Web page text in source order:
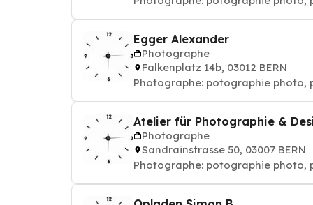
Egger Alexander
Photographe
Falkenplatz 14b, 03012 BERN
Photographe: potographie
Atelier für Photographie &
Photographe
Sandrainstrasse 50, 03007 BERN
Photographe: potographie